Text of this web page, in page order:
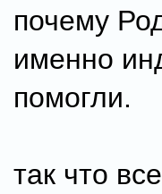
почему
именно
помогли.
так что